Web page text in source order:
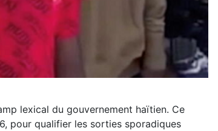
lexical du gouvernement haïtien. Ce
pour qualifier les sorties sporadiques